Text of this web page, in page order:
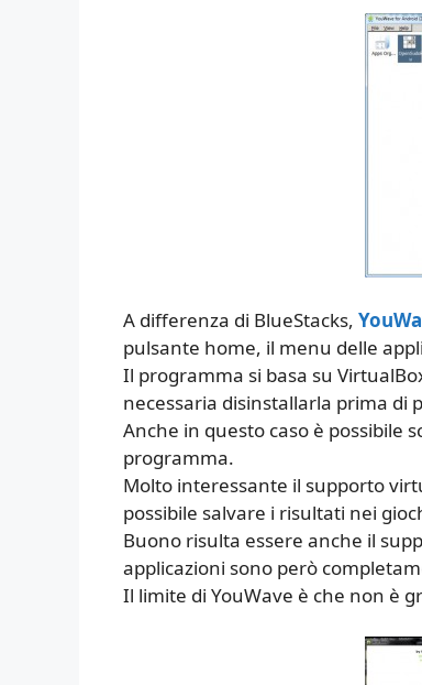
A differenza di BlueStacks,
pulsante home, il menu delle
Il programma si basa su
necessaria disinstallarla prima di
Anche in questo caso è possibile
programma.
Molto interessante il supporto
possibile salvare i risultati nei
Buono risulta essere anche il
applicazioni sono però
Il limite di YouWave è che non è